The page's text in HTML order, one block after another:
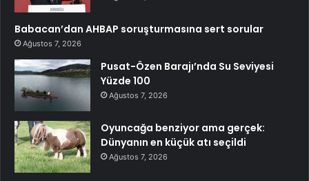
Babacan’dan AHBAP soruşturmasına sert sorular
Ağustos 7, 2026
Pusat-Özen Barajı’nda Su Seviyesi
Yüzde 100
Ağustos 7, 2026
Oyuncağa benziyor ama gerçek:
Dünyanın en küçük atı seçildi
Ağustos 7, 2026